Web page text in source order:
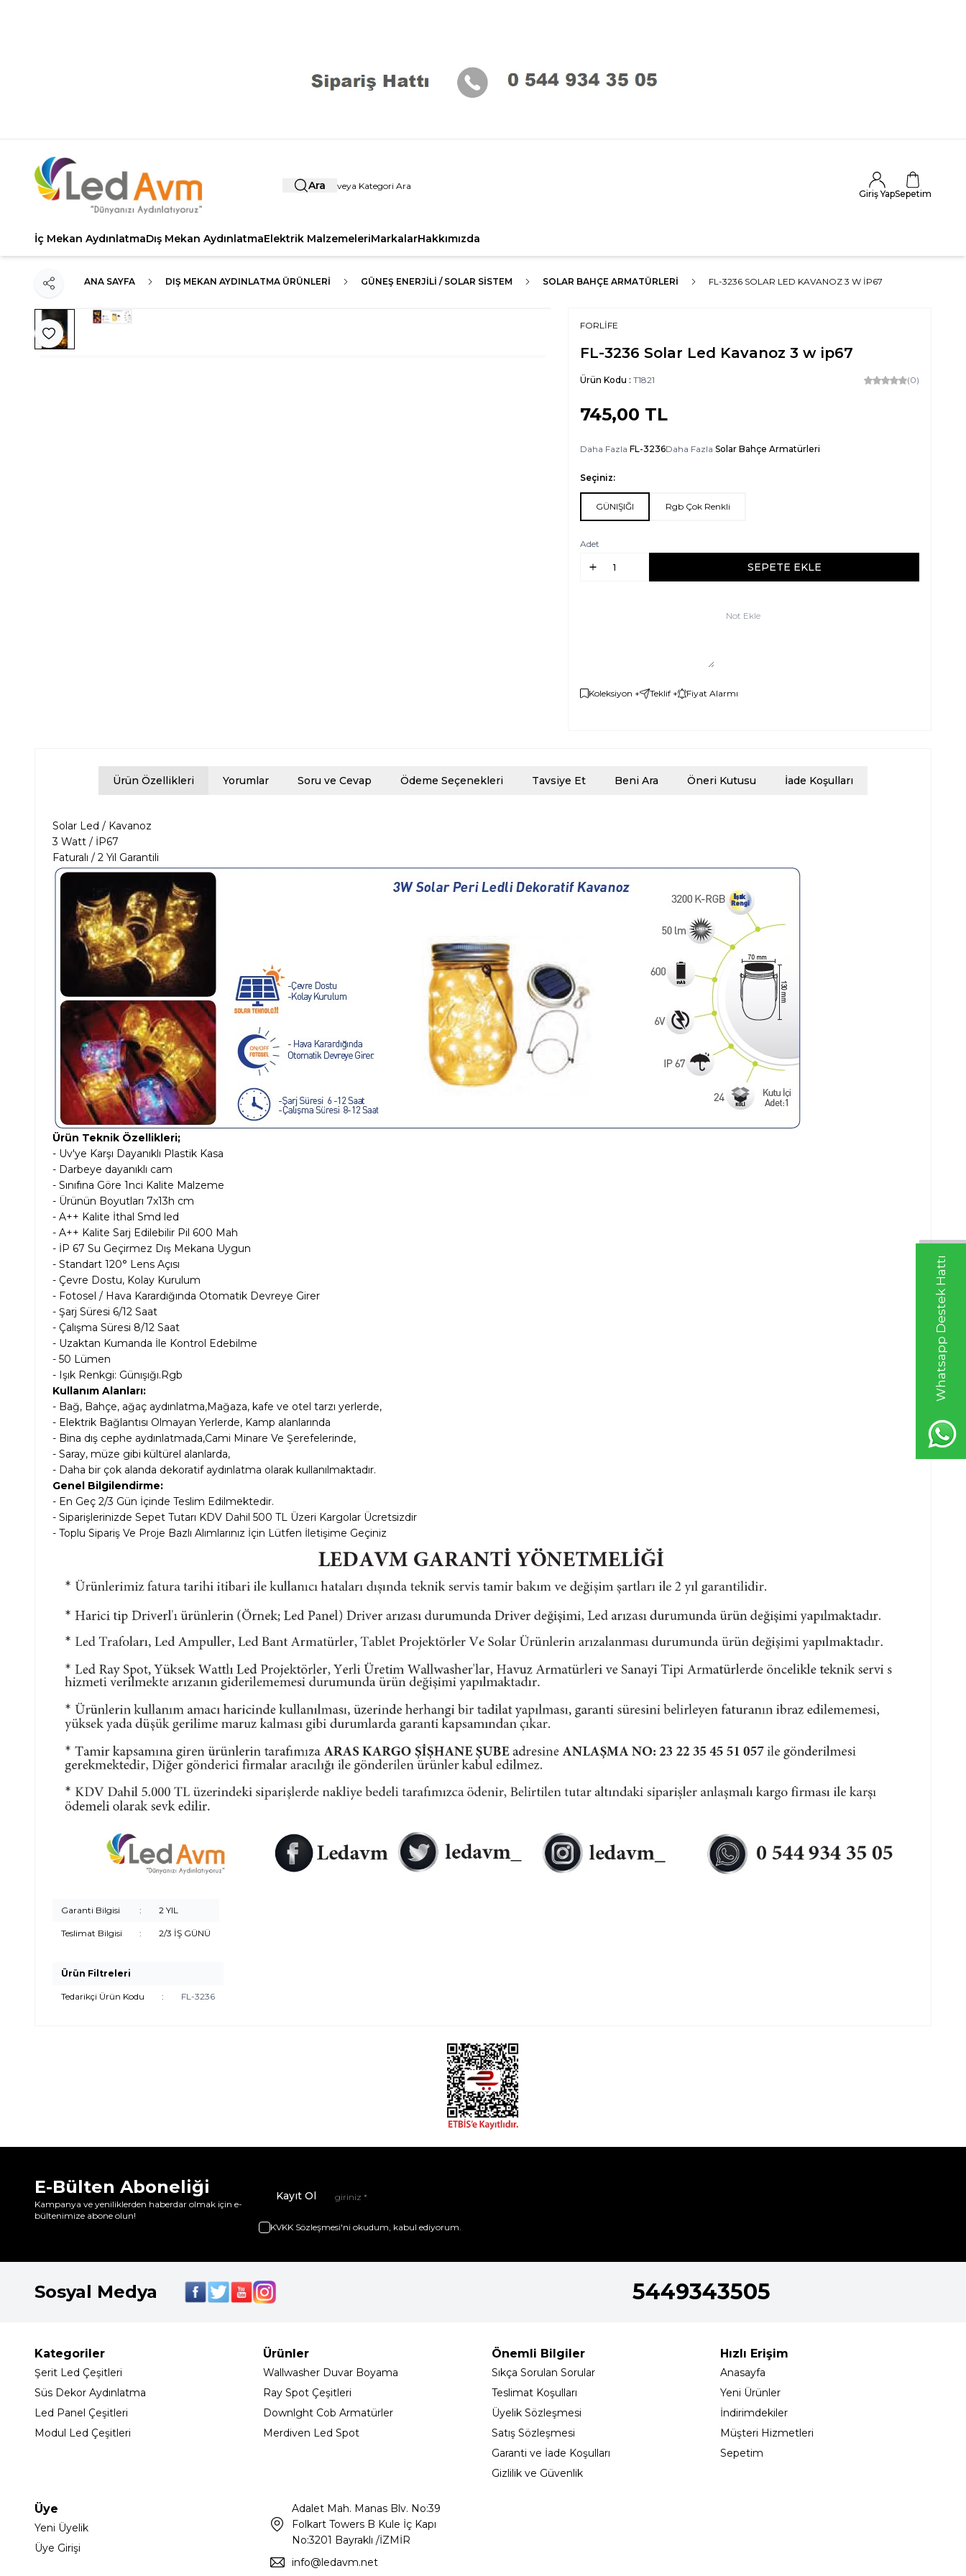
Whatsapp Destek Hattı
Ara
Giriş YapSepetim
İç Mekan AydınlatmaDış Mekan AydınlatmaElektrik MalzemeleriMarkalarHakkımızda
ANA SAYFA DIŞ MEKAN AYDINLATMA ÜRÜNLERI GÜNEŞ ENERJİLİ / SOLAR SİSTEM SOLAR BAHÇE ARMATÜRLERI FL-3236 SOLAR LED KAVANOZ 3 W IP67
Favoriye Ekle
Paylaş
FORLİFE
FL-3236 Solar Led Kavanoz 3 w ip67
Ürün Kodu : T1821 (0)
745,00 TL
Daha Fazla FL-3236Daha Fazla Solar Bahçe Armatürleri
Seçiniz:
GÜNIŞIĞI Rgb Çok Renkli
Adet
SEPETE EKLE
Not Ekle
Koleksiyon + Teklif + Fiyat Alarmı
Ürün Özellikleri Yorumlar Soru ve Cevap Ödeme Seçenekleri Tavsiye Et Beni Ara Öneri Kutusu İade Koşulları
Solar Led / Kavanoz
3 Watt / İP67
Faturalı / 2 Yıl Garantili
Ürün Teknik Özellikleri;
- Uv'ye Karşı Dayanıklı Plastik Kasa
- Darbeye dayanıklı cam
- Sınıfına Göre 1nci Kalite Malzeme
- Ürünün Boyutları 7x13h cm
- A++ Kalite İthal Smd led
- A++ Kalite Sarj Edilebilir Pil 600 Mah
- İP 67 Su Geçirmez Dış Mekana Uygun
- Standart 120° Lens Açısı
- Çevre Dostu, Kolay Kurulum
- Fotosel / Hava Karardığında Otomatik Devreye Girer
- Şarj Süresi 6/12 Saat
- Çalışma Süresi 8/12 Saat
- Uzaktan Kumanda İle Kontrol Edebilme
- 50 Lümen
- Işık Renkgi: Günışığı.Rgb
Kullanım Alanları:
- Bağ, Bahçe, ağaç aydınlatma,Mağaza, kafe ve otel tarzı yerlerde,
- Elektrik Bağlantısı Olmayan Yerlerde, Kamp alanlarında
- Bina dış cephe aydınlatmada,Cami Minare Ve Şerefelerinde,
- Saray, müze gibi kültürel alanlarda,
- Daha bir çok alanda dekoratif aydınlatma olarak kullanılmaktadır.
Genel Bilgilendirme:
- En Geç 2/3 Gün İçinde Teslim Edilmektedir.
- Siparişlerinizde Sepet Tutarı KDV Dahil 500 TL Üzeri Kargolar Ücretsizdir
- Toplu Sipariş Ve Proje Bazlı Alımlarınız İçin Lütfen İletişime Geçiniz
Garanti Bilgisi : 2 YIL
Teslimat Bilgisi : 2/3 İŞ GÜNÜ
Ürün Filtreleri
Tedarikçi Ürün Kodu : FL-3236
E-Bülten Aboneliği
Kampanya ve yeniliklerden haberdar olmak için e-
bültenimize abone olun!
Kayıt Ol
KVKK Sözleşmesi'ni okudum, kabul ediyorum.
Sosyal Medya 5449343505
Kategoriler
Şerit Led Çeşitleri
Süs Dekor Aydınlatma
Led Panel Çeşitleri
Modul Led Çeşitleri
Ürünler
Wallwasher Duvar Boyama
Ray Spot Çeşitleri
Downlght Cob Armatürler
Merdiven Led Spot
Önemli Bilgiler
Sıkça Sorulan Sorular
Teslimat Koşulları
Üyelik Sözleşmesi
Satış Sözleşmesi
Garanti ve İade Koşulları
Gizlilik ve Güvenlik
Hızlı Erişim
Anasayfa
Yeni Ürünler
İndirimdekiler
Müşteri Hizmetleri
Sepetim
Üye
Yeni Üyelik
Üye Girişi
Adalet Mah. Manas Blv. No:39
Folkart Towers B Kule İç Kapı
No:3201 Bayraklı /İZMİR
info@ledavm.net